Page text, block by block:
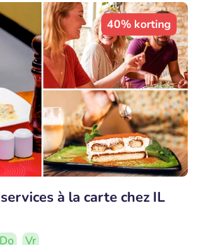
40% korting
à la carte chez IL
Do
Vr